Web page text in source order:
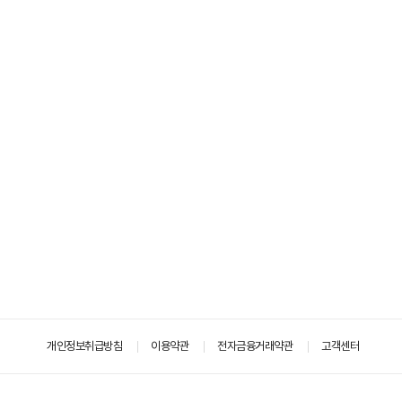
개인정보취급방침 이용약관 전자금융거래약관 고객센터